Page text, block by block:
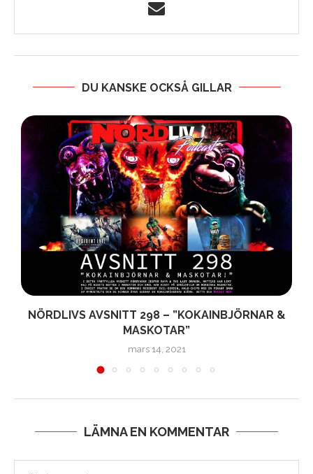
DU KANSKE OCKSÅ GILLAR
NÖRDLIVS AVSNITT 298 – ”KOKAINBJÖRNAR &
MASKOTAR”
mars 14, 2021
LÄMNA EN KOMMENTAR